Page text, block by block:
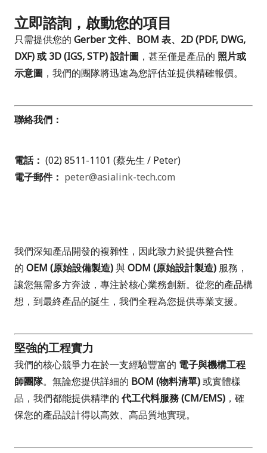
立即諮詢，啟動您的項目
只需提供您的 Gerber 文件、BOM 表、2D (PDF, DWG,
DXF) 或 3D (IGS, STP) 設計圖 ，甚至僅是產品的 照片或
示意圖 ，我們的團隊將迅速為您評估並提供精確報價。
聯絡我們：
電話： (02) 8511-1101 (蔡先生 / Peter)
電子郵件： peter@asialink-tech.com
我們深知產品開發的複雜性，因此致力於提供整合性
的 OEM (原始設備製造)與ODM (原始設計製造) 服務，
讓您無需多方奔波，專注於核心業務創新。從您的產品構
想，到最終產品的誕生，我們全程為您提供專業支援。
堅強的工程實力
我們的核心競爭力在於一支經驗豐富的 電子與機構工程
師團隊。無論您提供詳細的 BOM (物料清單)或實體樣
品，我們都能提供精準的 代工代料服務 (CM/EMS) ，確
保您的產品設計得以高效、高品質地實現。